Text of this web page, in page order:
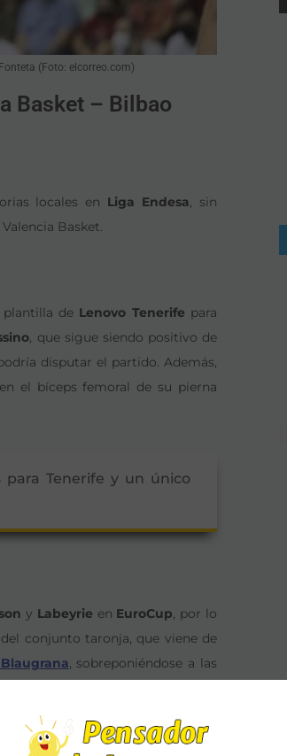
(Foto: elcorreo.com)
Basket – Bilbao
locales en Liga Endesa, sin
Basket.
de Lenovo Tenerife para
, que sigue siendo positivo de
disputar el partido. Además,
el bíceps femoral de su pierna
para Tenerife y un único
y Labeyrie en EuroCup, por lo
conjunto taronja, que viene de
, sobreponiéndose a las